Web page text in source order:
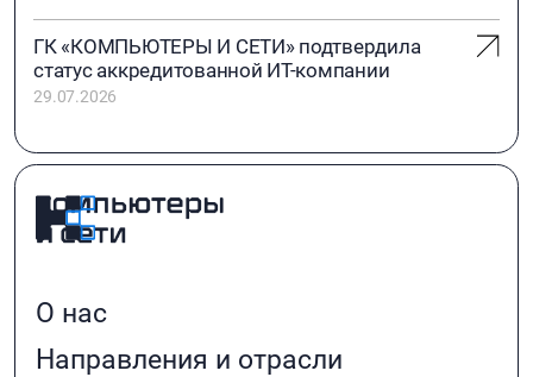
ГК «КОМПЬЮТЕРЫ И СЕТИ» подтвердила
статус аккредитованной ИТ-компании
29.07.2026
О нас
Направления и отрасли